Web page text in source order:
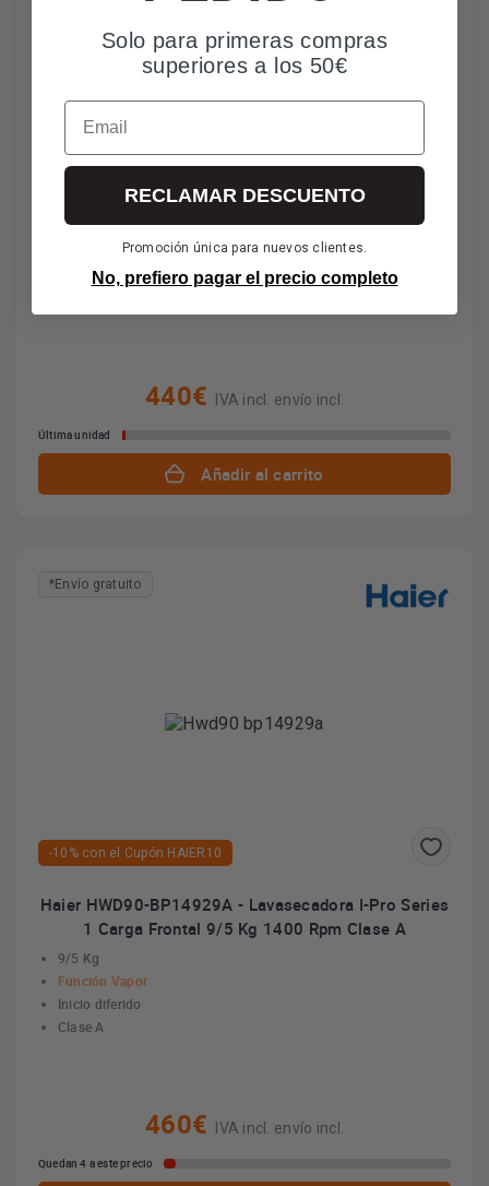
Whirlpool WAD 9636W SPT - Lavasecadora 6th Sense
de 9/6 Kg 1400 rpm Clase A
Motor Sense Inverter
Steam Refresh
6th SENSE
440€ IVA incl. envío incl.
Última unidad
Añadir al carrito
*Envío gratuito
-10% con el Cupón HAIER10
Haier HWD90-BP14929A - Lavasecadora I-Pro Series
1 Carga Frontal 9/5 Kg 1400 Rpm Clase A
9/5 Kg
Función Vapor
Inicio diferido
Clase A
460€ IVA incl. envío incl.
Quedan 4 a este precio
Solo para primeras compras
superiores a los 50€
Email
RECLAMAR DESCUENTO
Promoción única para nuevos clientes.
No, prefiero pagar el precio completo